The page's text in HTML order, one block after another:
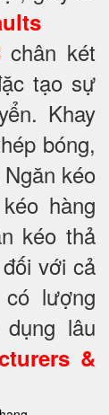
chân két
tạo sự
Khay
bóng,
kéo
hàng
kéo thả
với cả
lượng
lâu
&